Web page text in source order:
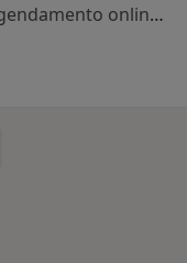
Esse especialista não oferece agendamento online para esse endereço.